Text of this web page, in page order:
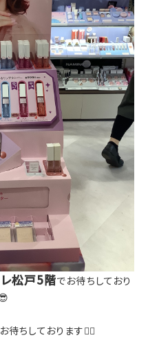
松戸5階でお待ちしており
待ちしております🙇‍♀️